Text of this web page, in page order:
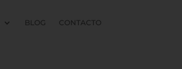
BLOG CONTACTO